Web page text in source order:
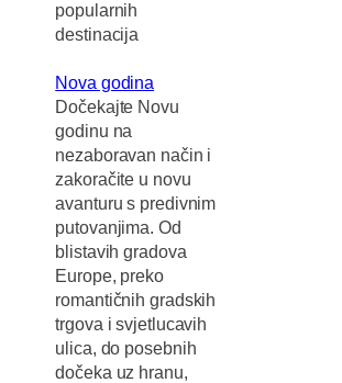
popularnih
destinacija
Nova godina
Dočekajte Novu
godinu na
nezaboravan način i
zakoračite u novu
avanturu s predivnim
putovanjima. Od
blistavih gradova
Europe, preko
romantičnih gradskih
trgova i svjetlucavih
ulica, do posebnih
dočeka uz hranu,